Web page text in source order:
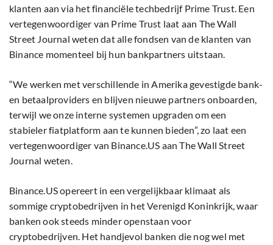
klanten aan via het financiële techbedrijf Prime Trust. Een
vertegenwoordiger van Prime Trust laat aan The Wall
Street Journal weten dat alle fondsen van de klanten van
Binance momenteel bij hun bankpartners uitstaan.
“We werken met verschillende in Amerika gevestigde bank-
en betaalproviders en blijven nieuwe partners onboarden,
terwijl we onze interne systemen upgraden om een
stabieler fiatplatform aan te kunnen bieden”, zo laat een
vertegenwoordiger van Binance.US aan The Wall Street
Journal weten.
Binance.US opereert in een vergelijkbaar klimaat als
sommige cryptobedrijven in het Verenigd Koninkrijk, waar
banken ook steeds minder openstaan voor
cryptobedrijven. Het handjevol banken die nog wel met